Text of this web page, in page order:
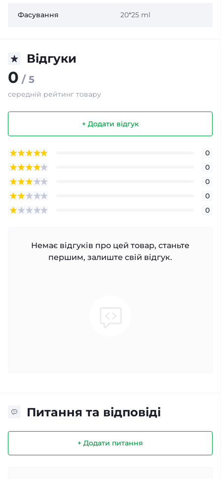
Фасування 20*25 ml
Відгуки
0 / 5
середній рейтинг товару
+ Додати відгук
0
0
0
0
0
Немає відгуків про цей товар, станьте
першим, залиште свій відгук.
Питання та відповіді
+ Додати питання